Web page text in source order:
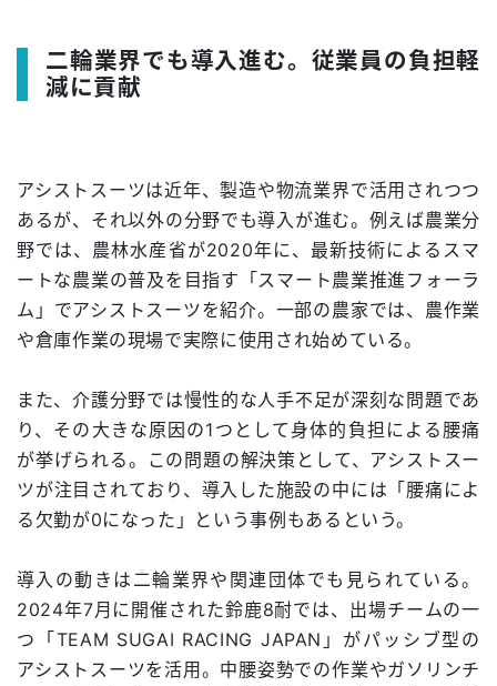
二輪業界でも導入進む。従業員の負担軽
減に貢献
アシストスーツは近年、製造や物流業界で活用されつつ
あるが、それ以外の分野でも導入が進む。例えば農業分
野では、農林水産省が2020年に、最新技術によるスマ
ートな農業の普及を目指す「スマート農業推進フォーラ
ム」でアシストスーツを紹介。一部の農家では、農作業
や倉庫作業の現場で実際に使用され始めている。
また、介護分野では慢性的な人手不足が深刻な問題であ
り、その大きな原因の1つとして身体的負担による腰痛
が挙げられる。この問題の解決策として、アシストスー
ツが注目されており、導入した施設の中には「腰痛によ
る欠勤が0になった」という事例もあるという。
導入の動きは二輪業界や関連団体でも見られている。
2024年7月に開催された鈴鹿8耐では、出場チームの一
つ「TEAM SUGAI RACING JAPAN」がパッシブ型の
アシストスーツを活用。中腰姿勢での作業やガソリンチ